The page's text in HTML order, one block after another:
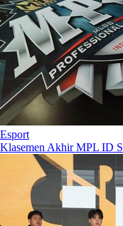
Esport
Klasemen Akhir MPL ID